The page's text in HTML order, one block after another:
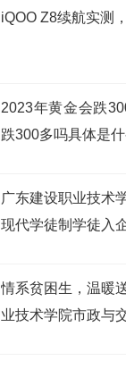
iQOO Z8续航实测
2023年黄金会跌
跌300多吗具体是
广东建设职业技术
现代学徒制学徒入
情系贫困生，温暖
业技术学院市政与